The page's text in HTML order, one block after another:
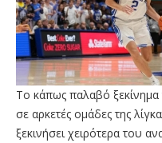
Το κάπως παλαβό ξεκίνημα
σε αρκετές ομάδες της
ξεκινήσει χειρότερα του